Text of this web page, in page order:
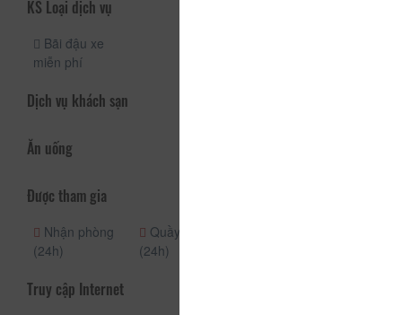
KS Loại dịch vụ
Bãi đậu xe
miễn phí
Dịch vụ khách sạn
Ăn uống
Được tham gia
Nhận phòng
(24h)
Quầy lễ tân
(24h)
Truy cập Internet